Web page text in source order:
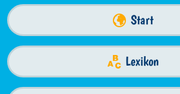
Start
Lexikon